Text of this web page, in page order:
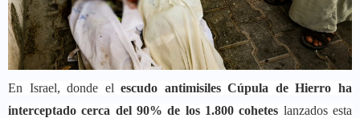
En Israel, donde el escudo antimisiles Cúpula de Hierro ha
interceptado cerca del 90% de los 1.800 cohetes lanzados esta